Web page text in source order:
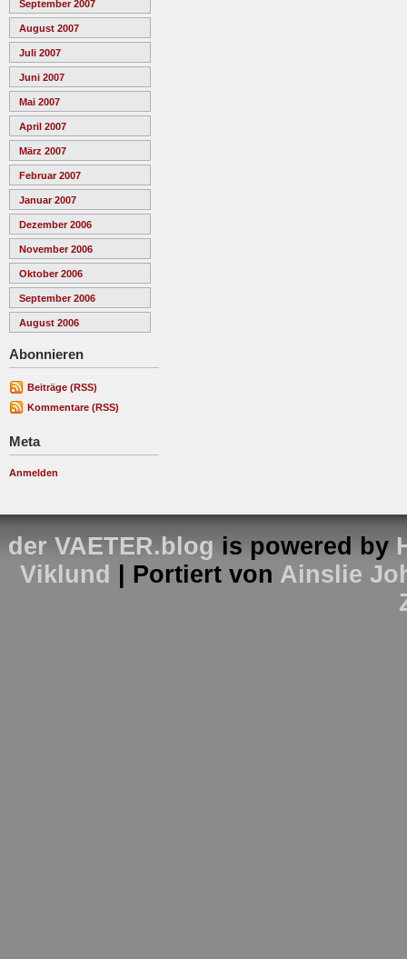
September 2007
August 2007
Juli 2007
Juni 2007
Mai 2007
April 2007
März 2007
Februar 2007
Januar 2007
Dezember 2006
November 2006
Oktober 2006
September 2006
August 2006
Abonnieren
Beiträge (RSS)
Kommentare (RSS)
Meta
Anmelden
der VAETER.blog is powered by
Viklund
| Portiert von Ainslie